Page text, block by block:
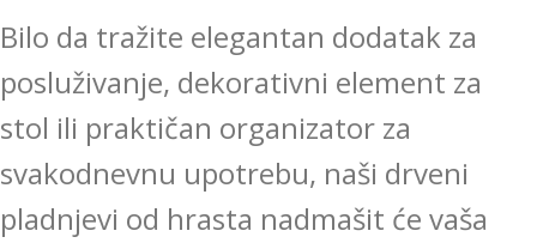
Bilo da tražite elegantan dodatak za
posluživanje, dekorativni element za
stol ili praktičan organizator za
svakodnevnu upotrebu, naši drveni
pladnjevi od hrasta nadmašit će vaša